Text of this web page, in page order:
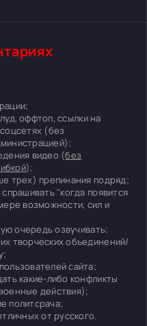
оффтоп, ссылки на
(без
видео (без
);
трех) препинания подряд;
"когда появится
возможности, сил и
очередь озвучивать;
творческих объединений/
сайта;
какие-либо конфликты
действия);
политсрача;
от русского.